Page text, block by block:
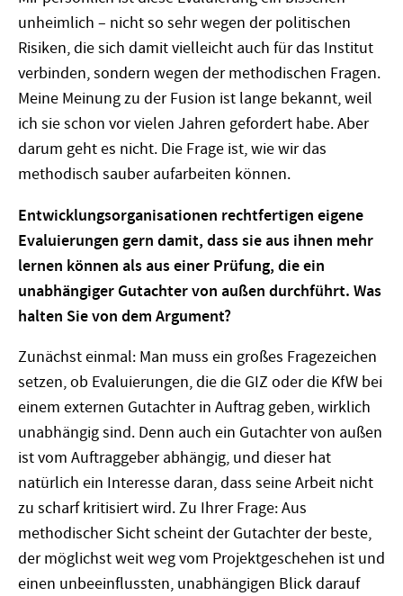
unheimlich – nicht so sehr wegen der politischen
Risiken, die sich damit vielleicht auch für das Institut
verbinden, sondern wegen der methodischen Fragen.
Meine Meinung zu der Fusion ist lange bekannt, weil
ich sie schon vor vielen Jahren gefordert habe. Aber
darum geht es nicht. Die Frage ist, wie wir das
methodisch sauber aufarbeiten können.
Entwicklungsorganisationen rechtfertigen eigene
Evaluierungen gern damit, dass sie aus ihnen mehr
lernen können als aus einer Prüfung, die ein
unabhängiger Gutachter von außen durchführt. Was
halten Sie von dem Argument?
Zunächst einmal: Man muss ein großes Fragezeichen
setzen, ob Evaluierungen, die die GIZ oder die KfW bei
einem externen Gutachter in Auftrag geben, wirklich
unabhängig sind. Denn auch ein Gutachter von außen
ist vom Auftraggeber abhängig, und dieser hat
natürlich ein Interesse daran, dass seine Arbeit nicht
zu scharf kritisiert wird. Zu Ihrer Frage: Aus
methodischer Sicht scheint der Gutachter der beste,
der möglichst weit weg vom Projektgeschehen ist und
einen unbeeinflussten, unabhängigen Blick darauf